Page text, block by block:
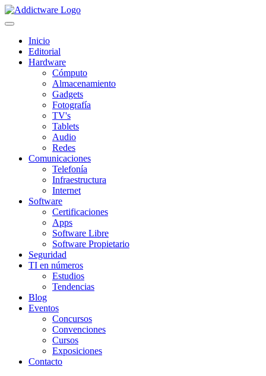
Inicio
Editorial
Hardware
Cómputo
Almacenamiento
Gadgets
Fotografía
TV's
Tablets
Audio
Redes
Comunicaciones
Telefonía
Infraestructura
Internet
Software
Certificaciones
Apps
Software Libre
Software Propietario
Seguridad
TI en números
Estudios
Tendencias
Blog
Eventos
Concursos
Convenciones
Cursos
Exposiciones
Contacto